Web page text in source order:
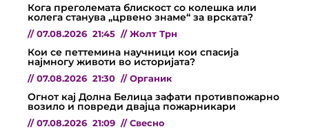
Кога преголемата блискост со колешка или
колега станува „црвено знаме“ за врската?
// 07.08.2026 21:45 // Жолт Трн
Кои се петтемина научници кои спасија
најмногу животи во историјата?
// 07.08.2026 21:30 // Органик
Огнот кај Долна Белица зафати противпожарно
возило и повреди двајца пожарникари
// 07.08.2026 21:09 // Свесно